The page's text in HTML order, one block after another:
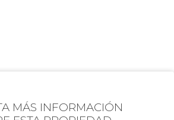
MÁS INFORMACIÓN